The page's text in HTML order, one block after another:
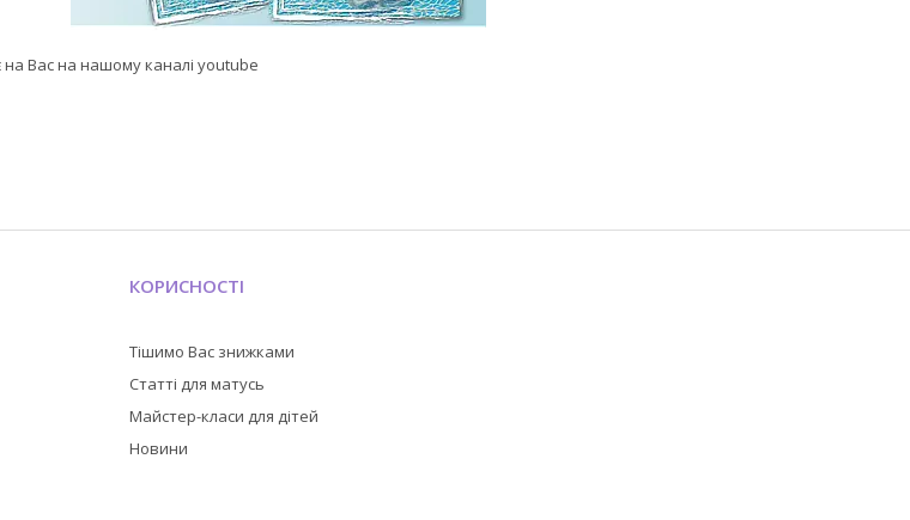
Вас на нашому каналі youtube
КОРИСНОСТІ
Тішимо Вас знижками
Статті для матусь
Майстер-класи для дітей
Новини